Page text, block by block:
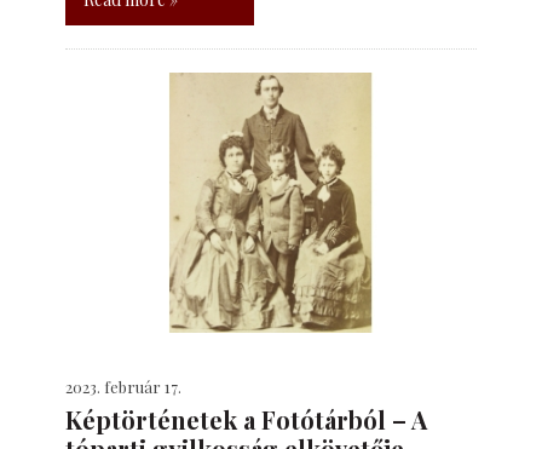
2023. február 17.
Képtörténetek a Fotótárból – A